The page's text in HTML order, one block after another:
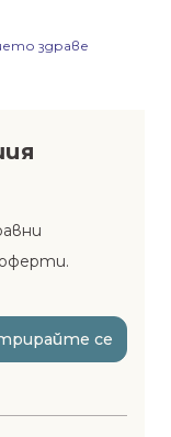
здраве
се